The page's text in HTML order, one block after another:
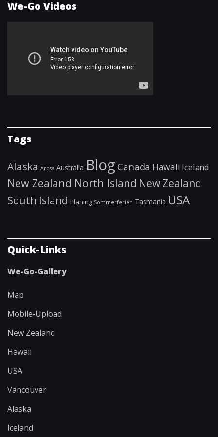
We-Go Videos
Tags
Alaska Arosa Australia Blog Canada Hawaii Iceland
New Zealand North Island New Zealand
South Island Planing Sommerferien Tasmania USA
Quick-Links
We-Go-Gallery
Map
Mobile-Upload
New Zealand
Hawaii
USA
Vancouver
Alaska
Iceland